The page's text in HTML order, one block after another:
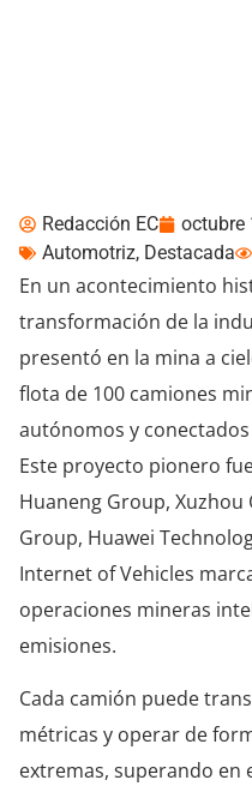
Redacción EC
octubre
Automotriz, Destacada
En un acontecimiento
transformación de la
presentó en la mina a
flota de 100 camiones
autónomos y conectados
Este proyecto pionero
Huaneng Group,
Group, Huawei
Internet of Vehicles
operaciones mineras
emisiones.
Cada camión puede
métricas y operar de
extremas, superando en